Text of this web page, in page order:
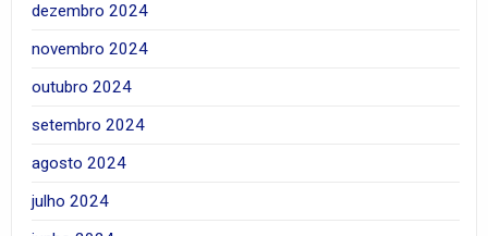
dezembro 2024
novembro 2024
outubro 2024
setembro 2024
agosto 2024
julho 2024